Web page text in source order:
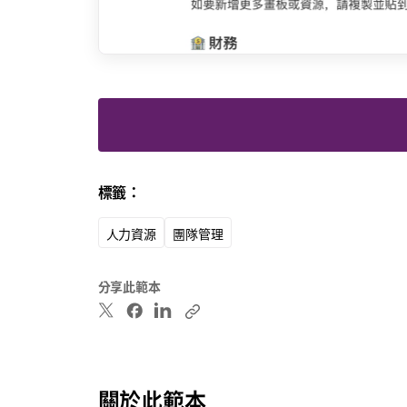
標籤：
人力資源 團隊管理
分享此範本
關於此範本